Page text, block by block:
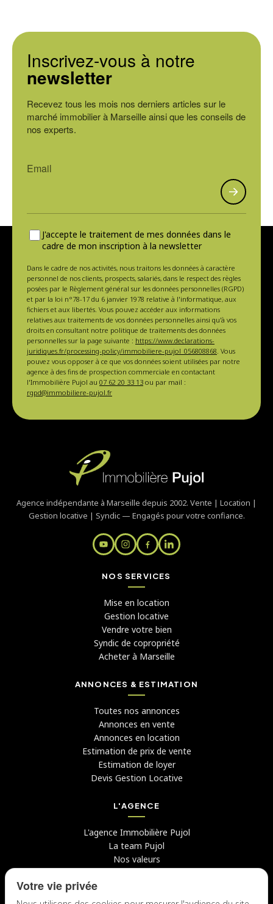
Inscrivez-vous à notre
newsletter
Recevez tous les mois nos derniers articles sur le
marché immobilier à Marseille ainsi que les conseils de
nos experts.
J'accepte le traitement de mes données dans le
cadre de mon inscription à la newsletter
Dans le cadre de nos activités, nous traitons les données à caractère
personnel de nos clients, prospects, salariés, dans le respect des règles
posées par le Règlement général sur les données personnelles (RGPD)
et par la loi n°78-17 du 6 janvier 1978 relative à l'informatique, aux
fichiers et aux libertés. Vous pouvez accéder aux informations
relatives aux traitements de vos données personnelles ainsi qu'à vos
droits en consultant notre politique de traitements des données
personnelles sur la page suivante : https://www.declarations-
juridiques.fr/processing-policy/immobiliere-pujol_056808868. Vous
pouvez vous opposer à ce que vos données soient utilisées par notre
agence à des fins de prospection commerciale en contactant
l'Immobilière Pujol au 07 62 20 33 13 ou par mail :
rgpd@immobiliere-pujol.fr
Agence indépendante à Marseille depuis 2002. Vente | Location |
Gestion locative | Syndic — Engagés pour votre confiance.
NOS SERVICES
Mise en location
Gestion locative
Vendre votre bien
Syndic de copropriété
Acheter à Marseille
ANNONCES & ESTIMATION
Toutes nos annonces
Annonces en vente
Annonces en location
Estimation de prix de vente
Estimation de loyer
Devis Gestion Locative
L'AGENCE
L'agence Immobilière Pujol
La team Pujol
Nos valeurs
Avis clients
Candidater chez nous
Votre vie privée